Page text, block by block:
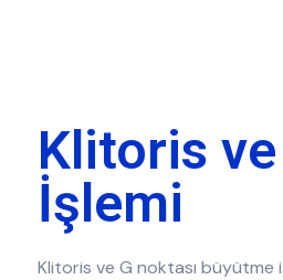
Klitoris
İşlemi
Klitoris ve G noktası büyütme